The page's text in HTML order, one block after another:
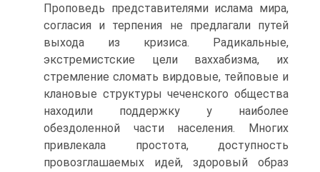
Проповедь представителями ислама мира,
согласия и терпения не предлагали путей
выхода из кризиса. Радикальные,
экстремистские цели ваххабизма, их
стремление сломать вирдовые, тейповые и
клановые структуры чеченского общества
находили поддержку у наиболее
обездоленной части населения. Многих
привлекала простота, доступность
провозглашаемых идей, здоровый образ